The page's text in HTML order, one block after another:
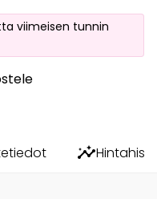
viimeisen tunnin
insights